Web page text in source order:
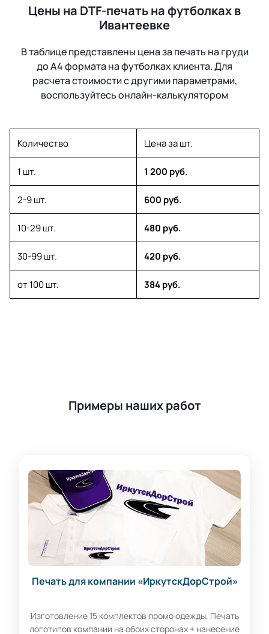
Цены на DTF-печать на футболках в
Ивантеевке
В таблице представлены цена за печать на груди
до А4 формата на футболках клиента. Для
расчета стоимости с другими параметрами,
воспользуйтесь онлайн-калькулятором
Количество Цена за шт.
1 шт. 1 200 руб.
2-9 шт. 600 руб.
10-29 шт. 480 руб.
30-99 шт. 420 руб.
от 100 шт. 384 руб.
Примеры наших работ
Печать для компании «ИркутскДорСтрой»
Изготовление 15 комплектов промо одежды. Печать
логотипов компании на обоих сторонах + нанесение